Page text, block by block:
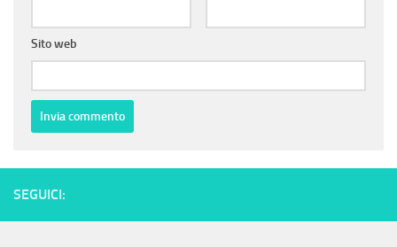
Sito web
SEGUICI: